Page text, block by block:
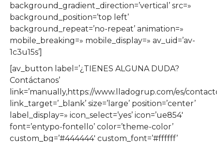
background_gradient_direction=’vertical’ src=»
background_position=’top left’
background_repeat=’no-repeat’ animation=»
mobile_breaking=» mobile_display=» av_uid=’av-
1c3u15s’]
[av_button label=’¿TIENES ALGUNA DUDA?
Contáctanos’
link=’manually,https://www.lladogrup.com/es/
link_target=’_blank’ size=’large’ position=’center’
label_display=» icon_select=’yes’ icon=’ue854′
font=’entypo-fontello’ color=’theme-color’
custom_bg=’#444444′ custom_font=’#ffffff’